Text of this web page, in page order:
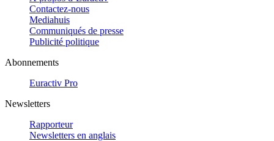
Contactez-nous
Mediahuis
Communiqués de presse
Publicité politique
Abonnements
Euractiv Pro
Newsletters
Rapporteur
Newsletters en anglais